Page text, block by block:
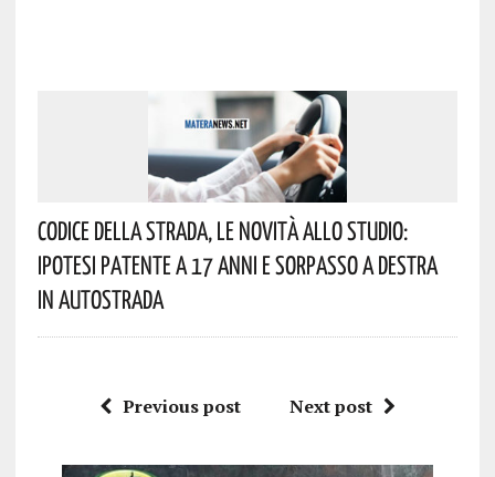
Codice Della Strada, Le Novità Allo Studio:
Ipotesi Patente A 17 Anni E Sorpasso A Destra
In Autostrada
Previous post Next post